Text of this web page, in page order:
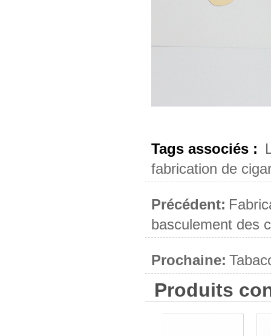
Tags associés :
fabrication de
Précédent:
basculement des
Prochaine:
Produits